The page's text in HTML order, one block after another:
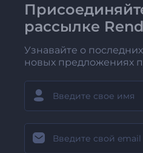
рассылке
Узнавайте о
новых предложениях